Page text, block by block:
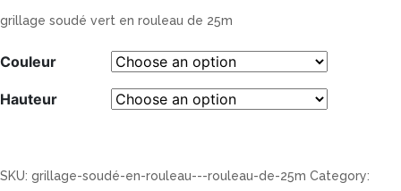
grillage soudé vert en rouleau de 25m
Couleur
Hauteur
SKU: grillage-soudé-en-rouleau---rouleau-de-25m Category: